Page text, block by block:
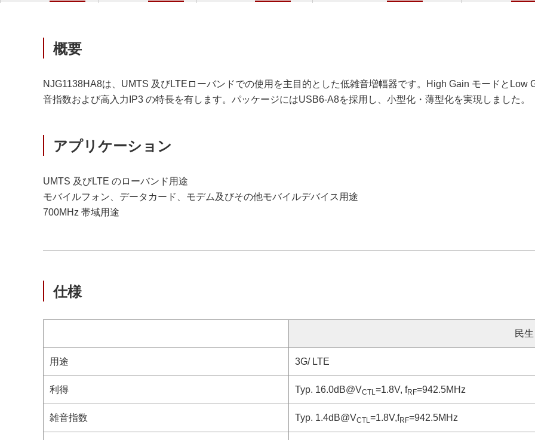
概要
NJG1138HA8は、UMTS 及びLTEローバンドでの使用を主目的とした低雑音増幅器です。High Gain モードと
音指数および高入力IP3 の特長を有します。パッケージにはUSB6-A8を採用し、小型化・薄型化を実現しました。
アプリケーション
UMTS 及びLTE のローバンド用途
モバイルフォン、データカード、モデム及びその他モバイルデバイス用途
700MHz 帯域用途
仕様
民生
用途 3G/ LTE
利得 Typ. 16.0dB@VCTL=1.8V, fRF=942.5MHz
雑音指数 Typ. 1.4dB@VCTL=1.8V,fRF=942.5MHz